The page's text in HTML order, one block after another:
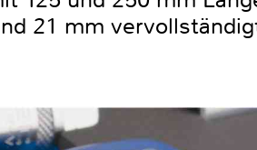
21 mm